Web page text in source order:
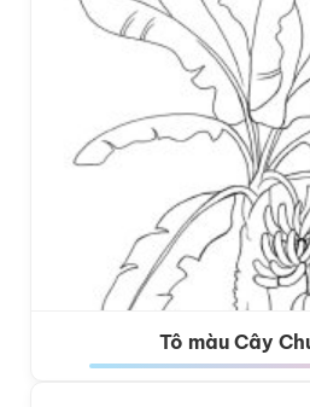
Tô màu Cây